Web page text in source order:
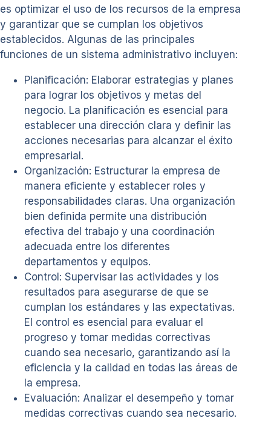
es optimizar el uso de los recursos de la empresa
y garantizar que se cumplan los objetivos
establecidos. Algunas de las principales
funciones de un sistema administrativo incluyen:
Planificación: Elaborar estrategias y planes
para lograr los objetivos y metas del
negocio. La planificación es esencial para
establecer una dirección clara y definir las
acciones necesarias para alcanzar el éxito
empresarial.
Organización: Estructurar la empresa de
manera eficiente y establecer roles y
responsabilidades claras. Una organización
bien definida permite una distribución
efectiva del trabajo y una coordinación
adecuada entre los diferentes
departamentos y equipos.
Control: Supervisar las actividades y los
resultados para asegurarse de que se
cumplan los estándares y las expectativas.
El control es esencial para evaluar el
progreso y tomar medidas correctivas
cuando sea necesario, garantizando así la
eficiencia y la calidad en todas las áreas de
la empresa.
Evaluación: Analizar el desempeño y tomar
medidas correctivas cuando sea necesario.